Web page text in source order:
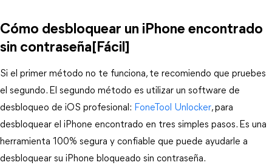
Cómo desbloquear un iPhone encontrado
sin contraseña[Fácil]
Si el primer método no te funciona, te recomiendo que pruebes
el segundo. El segundo método es utilizar un software de
desbloqueo de iOS profesional: FoneTool Unlocker, para
desbloquear el iPhone encontrado en tres simples pasos. Es una
herramienta 100% segura y confiable que puede ayudarle a
desbloquear su iPhone bloqueado sin contraseña.